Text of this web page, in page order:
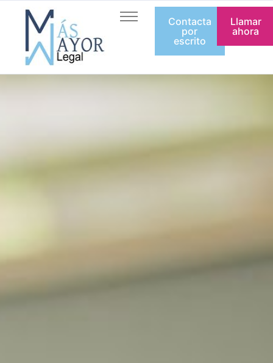
Inicio
Quienes somos
Servicios
Contacta
por
escrito
Llamar
ahora